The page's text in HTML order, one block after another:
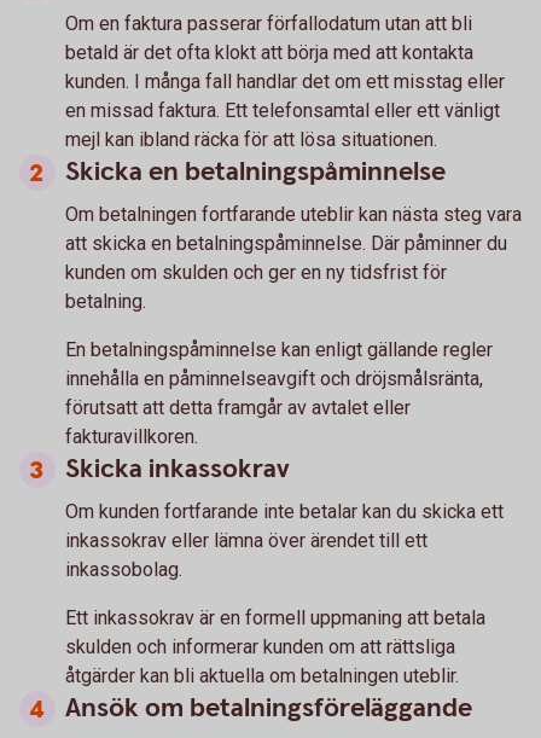
Om en faktura passerar förfallodatum utan att bli
betald är det ofta klokt att börja med att kontakta
kunden. I många fall handlar det om ett misstag eller
en missad faktura. Ett telefonsamtal eller ett vänligt
mejl kan ibland räcka för att lösa situationen.
Skicka en betalningspåminnelse
Om betalningen fortfarande uteblir kan nästa steg vara
att skicka en betalningspåminnelse. Där påminner du
kunden om skulden och ger en ny tidsfrist för
betalning.
En betalningspåminnelse kan enligt gällande regler
innehålla en påminnelseavgift och dröjsmålsränta,
förutsatt att detta framgår av avtalet eller
fakturavillkoren.
Skicka inkassokrav
Om kunden fortfarande inte betalar kan du skicka ett
inkassokrav eller lämna över ärendet till ett
inkassobolag.
Ett inkassokrav är en formell uppmaning att betala
skulden och informerar kunden om att rättsliga
åtgärder kan bli aktuella om betalningen uteblir.
Ansök om betalningsföreläggande